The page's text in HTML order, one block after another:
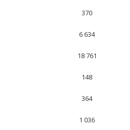
370
6 634
18 761
148
364
1 036